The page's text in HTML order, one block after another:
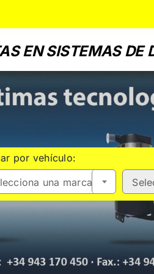
EN SISTEMAS DE
por vehículo:
una marca